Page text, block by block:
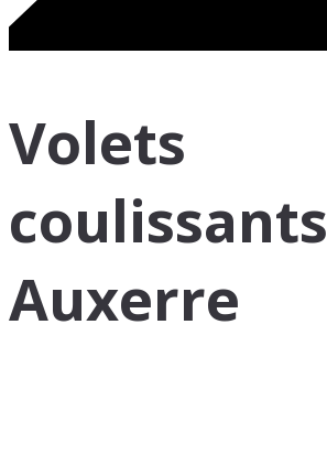
Volets
coulissants
Auxerre